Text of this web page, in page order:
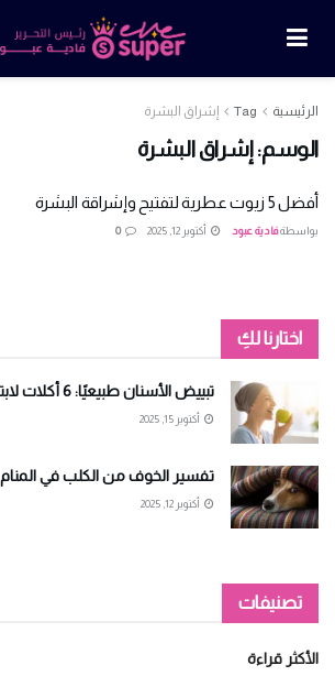
الرئيسية Tag إشراق البشرة
الوسم:إشراق البشرة
أفضل 5 زيوت عطرية لتفتيح وإشراقة البشرة
بواسطةفادية عبود أكتوبر 12, 2025 0
اختارنا لكِ
تبييض الأسنان طبيعيًا: 6 أكلات لابتسامة مشرقة
أكتوبر 15, 2025
تفسير الخوف من الكلب في المنام
أكتوبر 12, 2025
تصنيفات
الأكثر قراءة